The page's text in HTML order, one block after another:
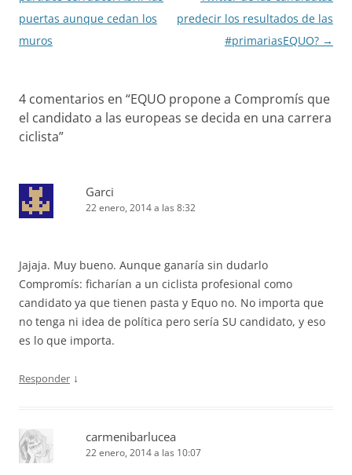
entradas
puertas aunque cedan los
muros
predecir los resultados de las
#primariasEQUO? →
4 comentarios en “EQUO propone a Compromís que
el candidato a las europeas se decida en una carrera
ciclista”
Garci
22 enero, 2014 a las 8:32
Jajaja. Muy bueno. Aunque ganaría sin dudarlo
Compromís: ficharían a un ciclista profesional como
candidato ya que tienen pasta y Equo no. No importa que
no tenga ni idea de política pero sería SU candidato, y eso
es lo que importa.
Responder ↓
carmenibarlucea
22 enero, 2014 a las 10:07